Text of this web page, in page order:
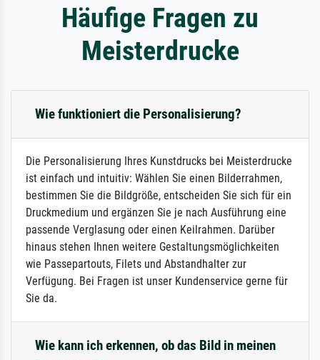
Häufige Fragen zu
Meisterdrucke
Wie funktioniert die Personalisierung?
Die Personalisierung Ihres Kunstdrucks bei Meisterdrucke
ist einfach und intuitiv: Wählen Sie einen Bilderrahmen,
bestimmen Sie die Bildgröße, entscheiden Sie sich für ein
Druckmedium und ergänzen Sie je nach Ausführung eine
passende Verglasung oder einen Keilrahmen. Darüber
hinaus stehen Ihnen weitere Gestaltungsmöglichkeiten
wie Passepartouts, Filets und Abstandhalter zur
Verfügung. Bei Fragen ist unser Kundenservice gerne für
Sie da.
Wie kann ich erkennen, ob das Bild in meinen